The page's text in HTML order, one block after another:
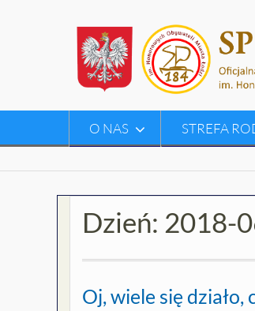
O NAS STREFA
Dzień: 2018-
Oj, wiele się